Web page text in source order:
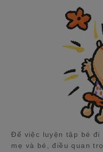
Để việc luyện tập bé đi
mẹ và bé, điều quan